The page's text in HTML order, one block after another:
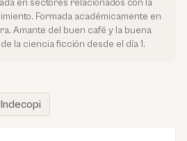
en sectores relacionados con la
Formada académicamente en
Amante del buen café y la buena
la ciencia ficción desde el día 1.
Indecopi